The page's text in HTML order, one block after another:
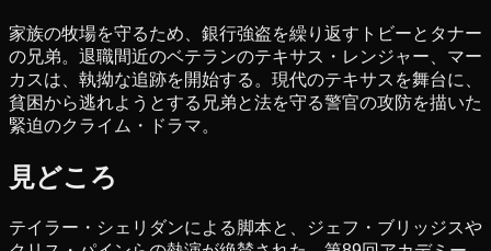
家族の牧場を守るため、銀行強盗を繰り返すトビーとタナー
の兄弟。退職間近のベテランのテキサス・レンジャー、マー
カスは、執拗な追跡を開始する。現代のテキサスを舞台に、
貧困から逃れようとする兄弟と法を守る警官の攻防を描いた
緊迫のクライム・ドラマ。
見どころ
テイラー・シェリダンによる脚本と、ジェフ・ブリッジスや